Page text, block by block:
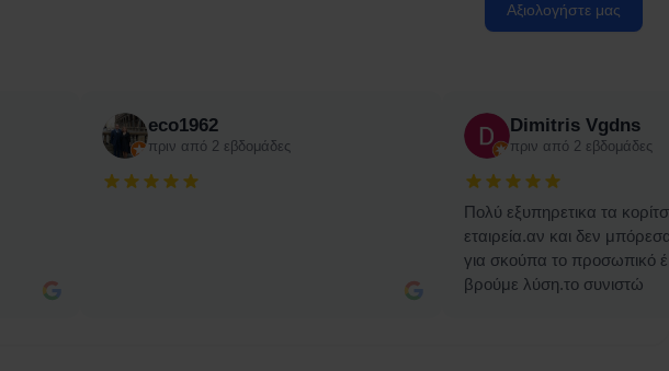
Αξιολογήστε μας
eco1962
πριν από 2 εβδομάδες
Dimitris Vgdns
πριν από 2 εβδομάδες
Πολύ εξυπηρετικα τα
εταιρεία.αν και δεν
για σκούπα το προσωπικό
βρούμε λύση.το συνιστώ